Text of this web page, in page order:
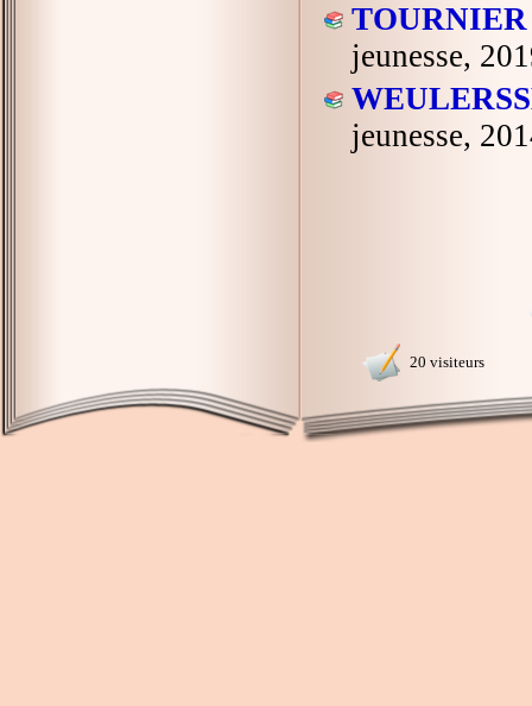
jeunesse,
jeunesse,
20 visiteurs